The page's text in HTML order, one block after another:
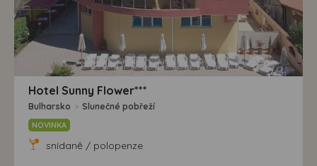
Hotel Sunny Flower***
Bulharsko > Slunečné pobřeží
NOVINKA
snídaně / polopenze